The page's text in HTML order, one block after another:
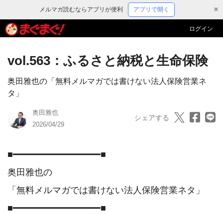
メルマガ読むならアプリが便利 アプリで開く ✖
ログイン
vol.563：ふるさと納税と生命保険
奥田雅也の「無料メルマガでは書けない法人保険営業ネ
タ」
奥田雅也
2026/04/29
シェアする
■━━━━━━━━━━━━━━━━■
奥田雅也の
「無料メルマガでは書けない法人保険営業ネタ」
■━━━━━━━━━━━━━━━━■